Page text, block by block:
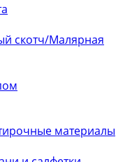
скотч/Малярная
материалы